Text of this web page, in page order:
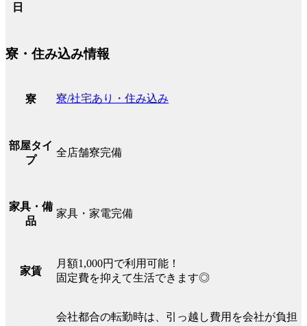
日
寮・住み込み情報
寮 寮/社宅あり・住み込み
部屋タイ
プ
全店舗寮完備
家具・備
品
家具・家電完備
家賃
月額1,000円で利用可能！
固定費を抑えて生活できます◎
会社都合の転勤時は、引っ越し費用を会社が負担